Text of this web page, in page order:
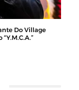
Do Village